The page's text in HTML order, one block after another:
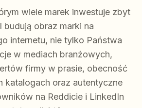
wiele marek inwestuje zbyt
budują obraz marki na
internetu, nie tylko Państwa
w mediach branżowych,
firmy w prasie, obecność
katalogach oraz autentyczne
na Reddicie i LinkedIn